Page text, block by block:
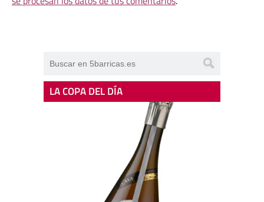
LA COPA DEL DÍA